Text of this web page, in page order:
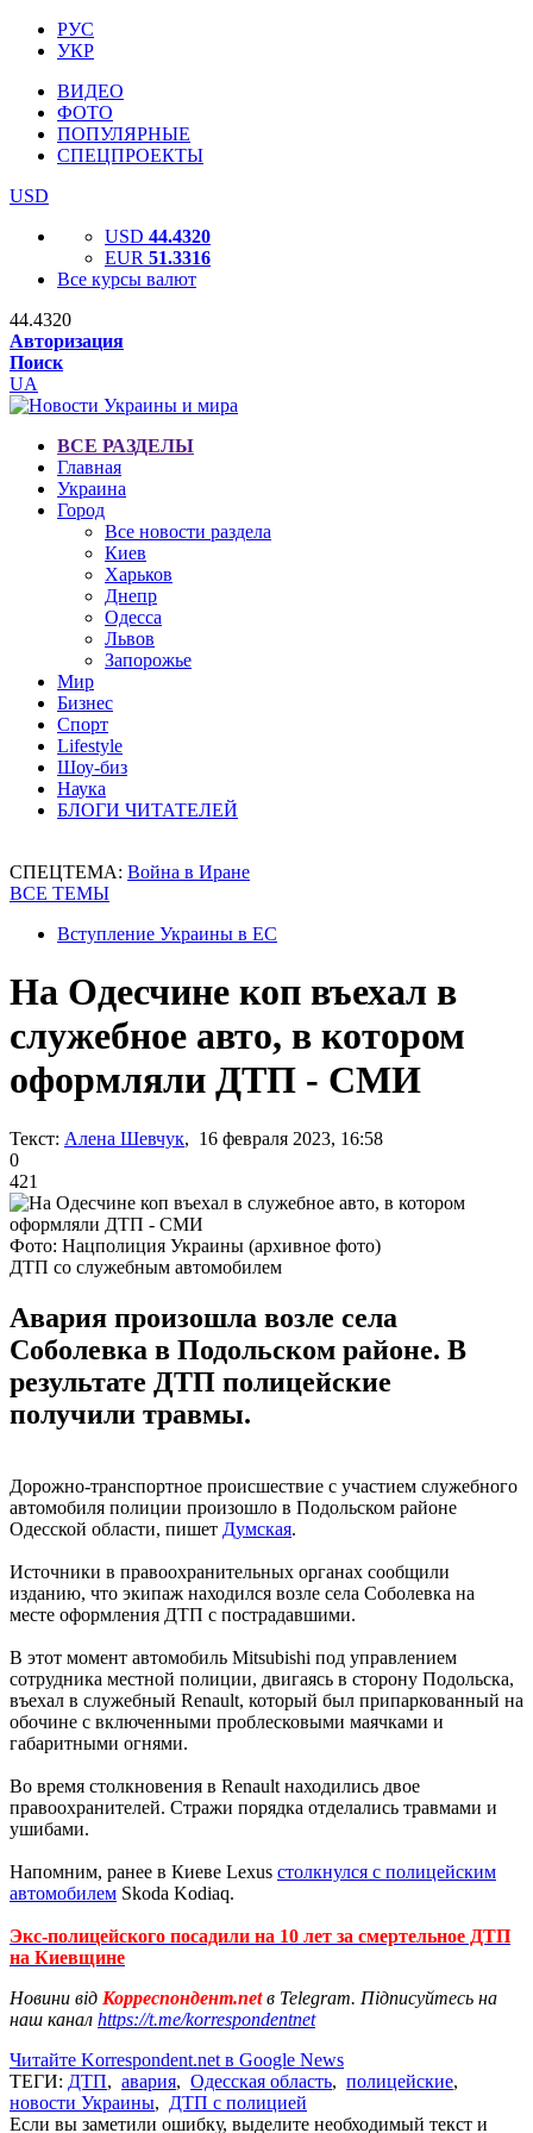
РУС
УКР
ВИДЕО
ФОТО
ПОПУЛЯРНЫЕ
СПЕЦПРОЕКТЫ
USD
USD 44.4320
EUR 51.3316
Все курсы валют
44.4320
Авторизация
Поиск
UA
ВСЕ РАЗДЕЛЫ
Главная
Украина
Город
Все новости раздела
Киев
Харьков
Днепр
Одесса
Львов
Запорожье
Мир
Бизнес
Спорт
Lifestyle
Шоу-биз
Наука
БЛОГИ ЧИТАТЕЛЕЙ
СПЕЦТЕМА: Война в Иране
ВСЕ ТЕМЫ
Вступление Украины в ЕС
На Одесчине коп въехал в
служебное авто, в котором
оформляли ДТП - СМИ
Текст: Алена Шевчук, 16 февраля 2023, 16:58
0
421
Фото: Нацполиция Украины (архивное фото)
ДТП со служебным автомобилем
Авария произошла возле села
Соболевка в Подольском районе. В
результате ДТП полицейские
получили травмы.
Дорожно-транспортное происшествие с участием служебного
автомобиля полиции произошло в Подольском районе
Одесской области, пишет Думская.
Источники в правоохранительных органах сообщили
изданию, что экипаж находился возле села Соболевка на
месте оформления ДТП с пострадавшими.
В этот момент автомобиль Mitsubishi под управлением
сотрудника местной полиции, двигаясь в сторону Подольска,
въехал в служебный Renault, который был припаркованный на
обочине с включенными проблесковыми маячками и
габаритными огнями.
Во время столкновения в Renault находились двое
правоохранителей. Стражи порядка отделались травмами и
ушибами.
Напомним, ранее в Киеве Lexus столкнулся с полицейским
автомобилем Skoda Kodiaq.
Экс-полицейского посадили на 10 лет за смертельное ДТП
на Киевщине
Новини від Корреспондент.netв Telegram. Підписуйтесь на
наш канал https://t.me/korrespondentnet
Читайте Korrespondent.net в Google News
ТЕГИ: ДТП, авария, Одесская область, полицейские,
новости Украины, ДТП с полицией
Если вы заметили ошибку, выделите необходимый текст и